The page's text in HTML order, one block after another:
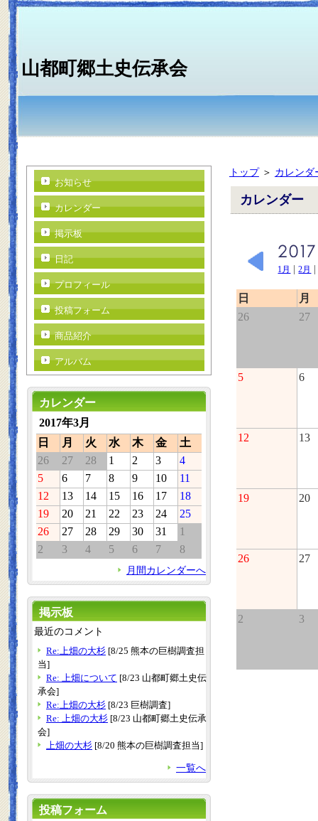
山都町郷土史伝承会
トップ＞ カレンダ
カレンダー
1月 |2月
日
月
26
27
5 6
12 13
19 20
26 27
2 3
お知らせ
カレンダー
掲示板
日記
プロフィール
投稿フォーム
商品紹介
アルバム
カレンダー
2017年3月
日
月 火 水 木 金
土
26
27 28 1 2 3
4
5
6 7 8 9 10
11
12
13 14 15 16 17
18
19
20 21 22 23 24
25
26
27 28 29 30 31
1
2
3 4 5 6 7 8
月間カレンダーへ
掲示板
最近のコメント
Re:上畑の大杉 [8/25 熊本の巨樹調査担
当]
Re: 上畑について [8/23 山都町郷土史伝
承会]
Re:上畑の大杉 [8/23 巨樹調査]
Re: 上畑の大杉 [8/23 山都町郷土史伝承
会]
上畑の大杉 [8/20 熊本の巨樹調査担当]
一覧へ
投稿フォーム